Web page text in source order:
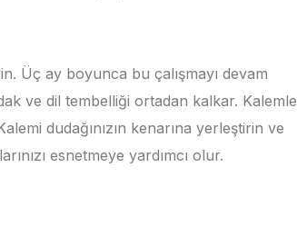
Üç ay boyunca bu çalışmayı devam
ve dil tembelliği ortadan kalkar. Kalemle
dudağınızın kenarına yerleştirin ve
esnetmeye yardımcı olur.